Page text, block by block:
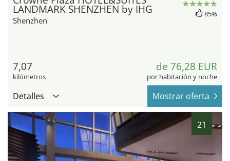
LANDMARK SHENZHEN by IHG
Shenzhen
85%
7,07
kilómetros
de 76,28 EUR
por habitación y noche
Detalles Mostrar oferta
21